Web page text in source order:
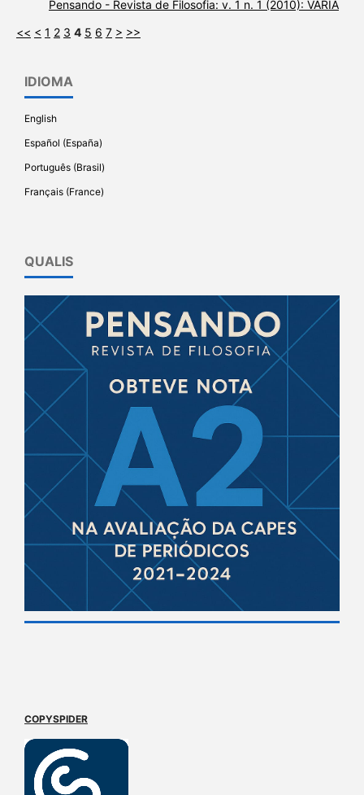
Pensando - Revista de Filosofia: v. 1 n. 1 (2010): VARIA
<< < 1 2 3 4 5 6 7 > >>
IDIOMA
English
Español (España)
Português (Brasil)
Français (France)
QUALIS
COPYSPIDER